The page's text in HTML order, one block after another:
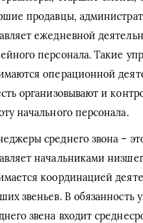
продавцы,
ежедневной
персонала. Такие
операционной
организовывают и
начального персонала.
среднего звона –
начальниками
координацией
звеньев. В обязанность
звена входит